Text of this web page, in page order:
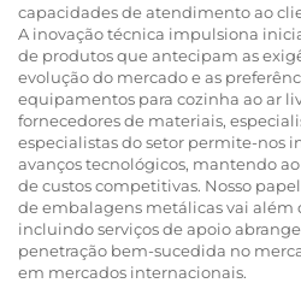
capacidades de atendimento ao
A inovação técnica impulsiona
de produtos que antecipam as
evolução do mercado e as
equipamentos para cozinha ao ar
fornecedores de materiais,
especialistas do setor permite-nos
avanços tecnológicos, mantendo
de custos competitivas. Nosso
de embalagens metálicas vai além
incluindo serviços de apoio
penetração bem-sucedida no
em mercados internacionais.